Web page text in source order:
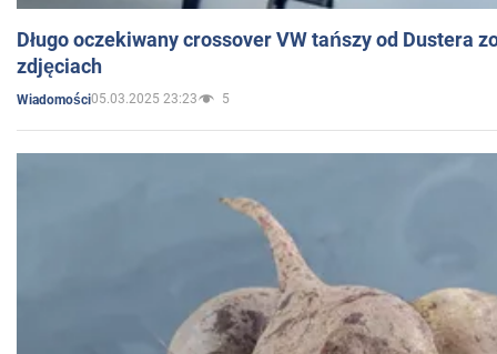
Długo oczekiwany crossover VW tańszy od Dustera
zdjęciach
Wiadomości05.03.2025 23:23 5